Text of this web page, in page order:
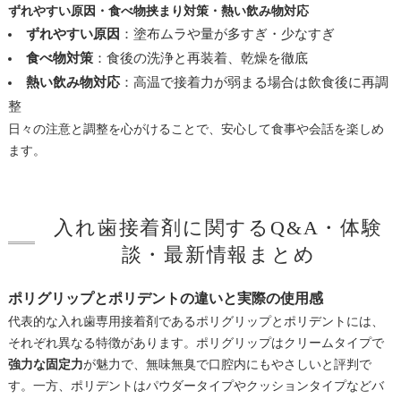
ずれやすい原因・食べ物挟まり対策・熱い飲み物対応
ずれやすい原因 ：塗布ムラや量が多すぎ・少なすぎ
食べ物対策：食後の洗浄と再装着、乾燥を徹底
熱い飲み物対応：高温で接着力が弱まる場合は飲食後に再調
整
日々の注意と調整を心がけることで、安心して食事や会話を楽しめ
ます。
入れ歯接着剤に関するQ&A・体験
談・最新情報まとめ
ポリグリップとポリデントの違いと実際の使用感
代表的な入れ歯専用接着剤であるポリグリップとポリデントには、
それぞれ異なる特徴があります。ポリグリップはクリームタイプで
強力な固定力が魅力で、無味無臭で口腔内にもやさしいと評判で
す。一方、ポリデントはパウダータイプやクッションタイプなどバ